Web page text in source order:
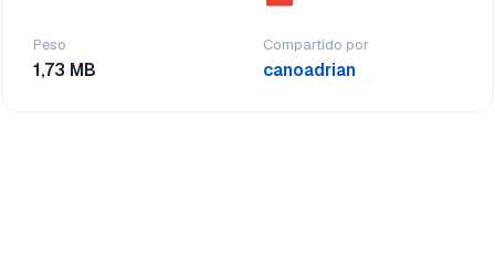
Peso
1,73 MB
Compartido por
canoadrian